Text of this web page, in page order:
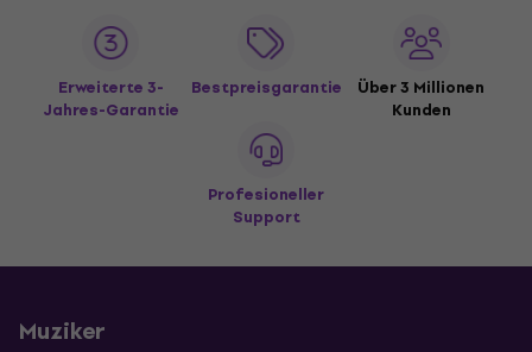
Erweiterte 3-
Jahres-Garantie
Bestpreisgarantie
Über 3 Millionen
Kunden
Profesioneller
Support
Muziker